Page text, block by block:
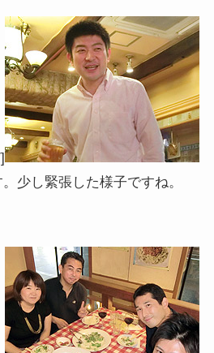
少し緊張した様子ですね。